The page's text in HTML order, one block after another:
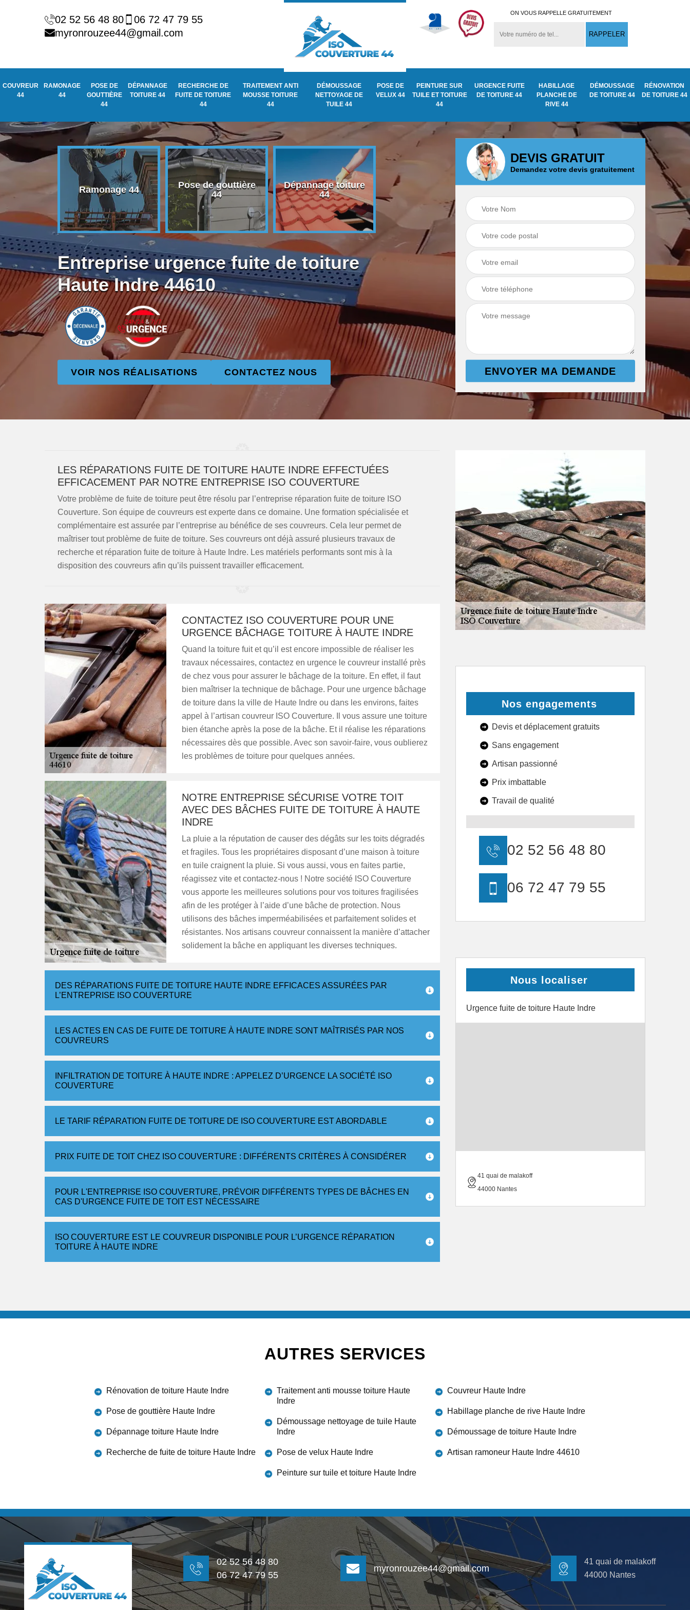
02 52 56 48 80
06 72 47 79 55
myronrouzee44@gmail.com
ON VOUS RAPPELLE GRATUITEMENT
COUVREUR
44
RAMONAGE
44
POSE DE
GOUTTIÈRE
44
DÉPANNAGE
TOITURE 44
RECHERCHE DE
FUITE DE TOITURE
44
TRAITEMENT ANTI
MOUSSE TOITURE
44
DÉMOUSSAGE
NETTOYAGE DE
TUILE 44
POSE DE
VELUX 44
PEINTURE SUR
TUILE ET TOITURE
44
URGENCE FUITE
DE TOITURE 44
HABILLAGE
PLANCHE DE
RIVE 44
DÉMOUSSAGE
DE TOITURE 44
RÉNOVATION
DE TOITURE 44
Ramonage 44
Pose de gouttière
44
Dépannage toiture
44
Recherche de fuite
Traitement anti
Démoussage
nettoyage de tuile
Entreprise urgence fuite de toiture
Haute Indre 44610
VOIR NOS RÉALISATIONS CONTACTEZ NOUS
DEVIS GRATUIT
Demandez votre devis gratuitement
LES RÉPARATIONS FUITE DE TOITURE HAUTE INDRE EFFECTUÉES
EFFICACEMENT PAR NOTRE ENTREPRISE ISO COUVERTURE
Votre problème de fuite de toiture peut être résolu par l’entreprise réparation fuite de toiture ISO
Couverture. Son équipe de couvreurs est experte dans ce domaine. Une formation spécialisée et
complémentaire est assurée par l’entreprise au bénéfice de ses couvreurs. Cela leur permet de
maîtriser tout problème de fuite de toiture. Ses couvreurs ont déjà assuré plusieurs travaux de
recherche et réparation fuite de toiture à Haute Indre. Les matériels performants sont mis à la
disposition des couvreurs afin qu’ils puissent travailler efficacement.
CONTACTEZ ISO COUVERTURE POUR UNE
URGENCE BÂCHAGE TOITURE À HAUTE INDRE
Quand la toiture fuit et qu’il est encore impossible de réaliser les
travaux nécessaires, contactez en urgence le couvreur installé près
de chez vous pour assurer le bâchage de la toiture. En effet, il faut
bien maîtriser la technique de bâchage. Pour une urgence bâchage
de toiture dans la ville de Haute Indre ou dans les environs, faites
appel à l’artisan couvreur ISO Couverture. Il vous assure une toiture
bien étanche après la pose de la bâche. Et il réalise les réparations
nécessaires dès que possible. Avec son savoir-faire, vous oublierez
les problèmes de toiture pour quelques années.
NOTRE ENTREPRISE SÉCURISE VOTRE TOIT
AVEC DES BÂCHES FUITE DE TOITURE À HAUTE
INDRE
La pluie a la réputation de causer des dégâts sur les toits dégradés
et fragiles. Tous les propriétaires disposant d’une maison à toiture
en tuile craignent la pluie. Si vous aussi, vous en faites partie,
réagissez vite et contactez-nous ! Notre société ISO Couverture
vous apporte les meilleures solutions pour vos toitures fragilisées
afin de les protéger à l’aide d’une bâche de protection. Nous
utilisons des bâches imperméabilisées et parfaitement solides et
résistantes. Nos artisans couvreur connaissent la manière d’attacher
solidement la bâche en appliquant les diverses techniques.
DES RÉPARATIONS FUITE DE TOITURE HAUTE INDRE EFFICACES ASSURÉES PAR
L’ENTREPRISE ISO COUVERTURE
LES ACTES EN CAS DE FUITE DE TOITURE À HAUTE INDRE SONT MAÎTRISÉS PAR NOS
COUVREURS
INFILTRATION DE TOITURE À HAUTE INDRE : APPELEZ D’URGENCE LA SOCIÉTÉ ISO
COUVERTURE
LE TARIF RÉPARATION FUITE DE TOITURE DE ISO COUVERTURE EST ABORDABLE
PRIX FUITE DE TOIT CHEZ ISO COUVERTURE : DIFFÉRENTS CRITÈRES À CONSIDÉRER
POUR L'ENTREPRISE ISO COUVERTURE, PRÉVOIR DIFFÉRENTS TYPES DE BÂCHES EN
CAS D'URGENCE FUITE DE TOIT EST NÉCESSAIRE
ISO COUVERTURE EST LE COUVREUR DISPONIBLE POUR L’URGENCE RÉPARATION
TOITURE À HAUTE INDRE
Nos engagements
Devis et déplacement gratuits
Sans engagement
Artisan passionné
Prix imbattable
Travail de qualité
02 52 56 48 80
06 72 47 79 55
Nous localiser
Urgence fuite de toiture Haute Indre
41 quai de malakoff
44000 Nantes
AUTRES SERVICES
Rénovation de toiture Haute Indre
Pose de gouttière Haute Indre
Dépannage toiture Haute Indre
Recherche de fuite de toiture Haute Indre
Traitement anti mousse toiture Haute
Indre
Démoussage nettoyage de tuile Haute
Indre
Pose de velux Haute Indre
Peinture sur tuile et toiture Haute Indre
Couvreur Haute Indre
Habillage planche de rive Haute Indre
Démoussage de toiture Haute Indre
Artisan ramoneur Haute Indre 44610
02 52 56 48 80
06 72 47 79 55
myronrouzee44@gmail.com
41 quai de malakoff
44000 Nantes